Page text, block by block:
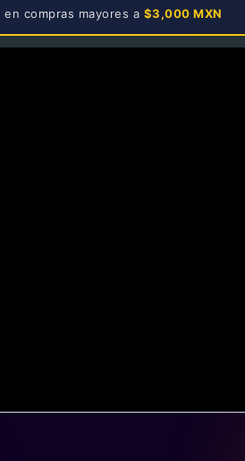
en compras mayores a $3,000 MXN